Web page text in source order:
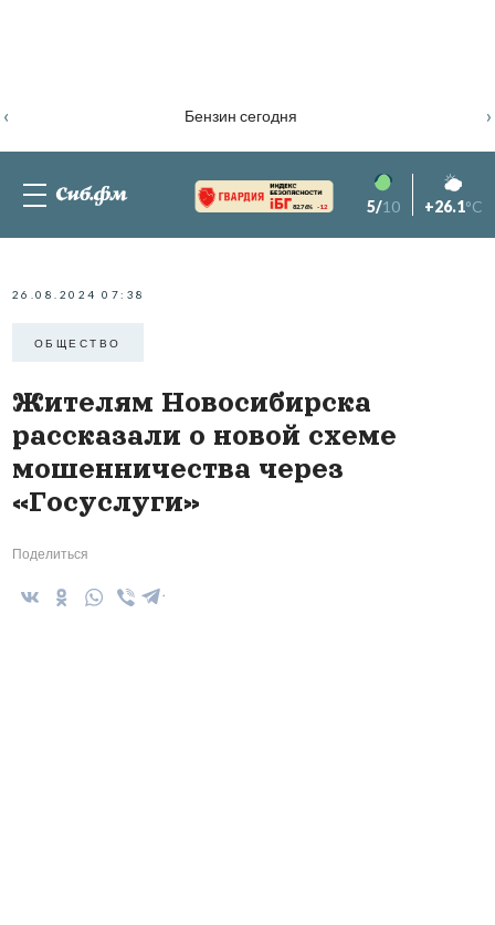
Бензин сегодня
‹ ›
82.76% -1.2 5/10 +26.1°C
26.08.2024 07:38
ОБЩЕСТВО
Жителям Новосибирска
рассказали о новой схеме
мошенничества через
«Госуслуги»
Поделиться